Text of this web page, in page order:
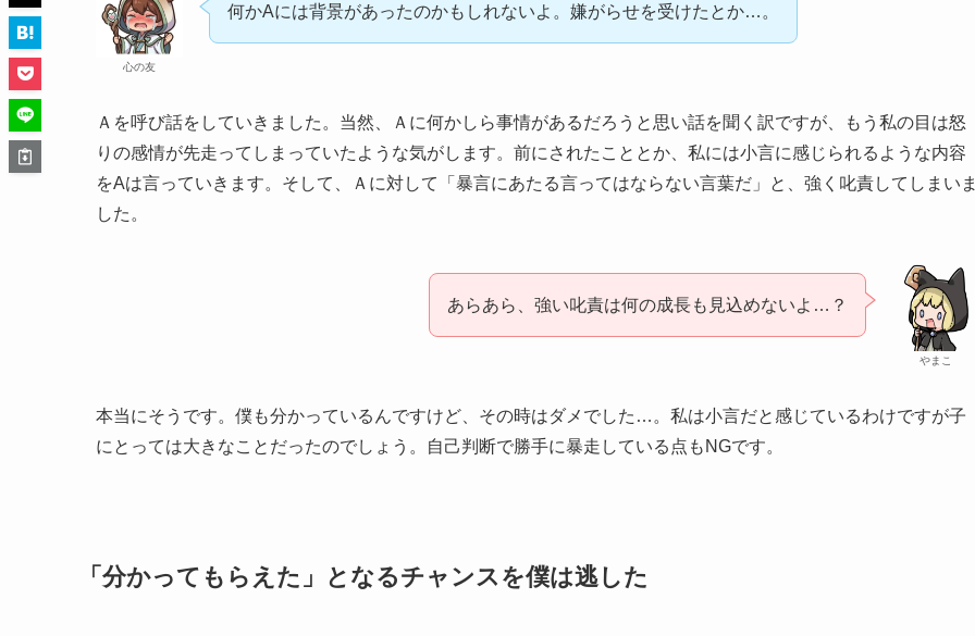
心の友
何かAには背景があったのかもしれないよ。嫌がらせを受けたとか…。
Ａを呼び話をしていきました。当然、Ａに何かしら事情があるだろうと思い話を聞く訳ですが、もう私の目は怒
りの感情が先走ってしまっていたような気がします。前にされたこととか、私には小言に感じられるような内容
をAは言っていきます。そして、Ａに対して「暴言にあたる言ってはならない言葉だ」と、強く叱責してしまいま
した。
やまこ
あらあら、強い叱責は何の成長も見込めないよ…？
本当にそうです。僕も分かっているんですけど、その時はダメでした…。私は小言だと感じているわけですが子
にとっては大きなことだったのでしょう。自己判断で勝手に暴走している点もNGです。
「分かってもらえた」となるチャンスを僕は逃した